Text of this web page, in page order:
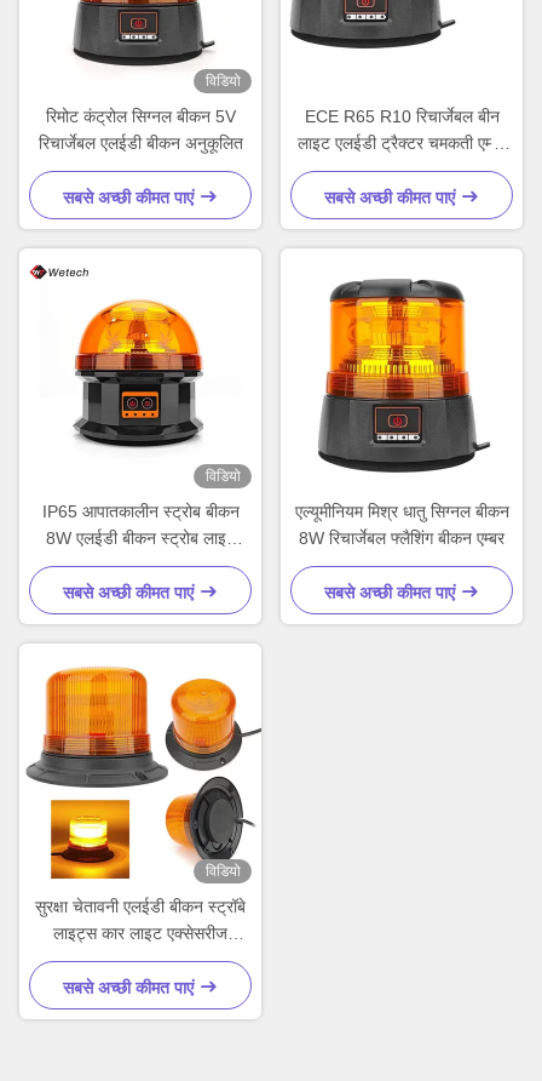
विडियो
रिमोट कंट्रोल सिग्नल बीकन 5V
रिचार्जेबल एलईडी बीकन अनुकूलित
सबसे अच्छी कीमत पाएं
ECE R65 R10 रिचार्जेबल बीन
लाइट एलईडी ट्रैक्टर चमकती एम्बर
लाइट्स
सबसे अच्छी कीमत पाएं
विडियो
IP65 आपातकालीन स्ट्रोब बीकन
8W एलईडी बीकन स्ट्रोब लाइट
अनुकूलित
सबसे अच्छी कीमत पाएं
एल्यूमीनियम मिश्र धातु सिग्नल बीकन
8W रिचार्जेबल फ्लैशिंग बीकन एम्बर
सबसे अच्छी कीमत पाएं
विडियो
सुरक्षा चेतावनी एलईडी बीकन स्ट्रॉबे
लाइट्स कार लाइट एक्सेसरीज
फोर्कलिफ्ट ट्रैक्टरों के लिए
सबसे अच्छी कीमत पाएं